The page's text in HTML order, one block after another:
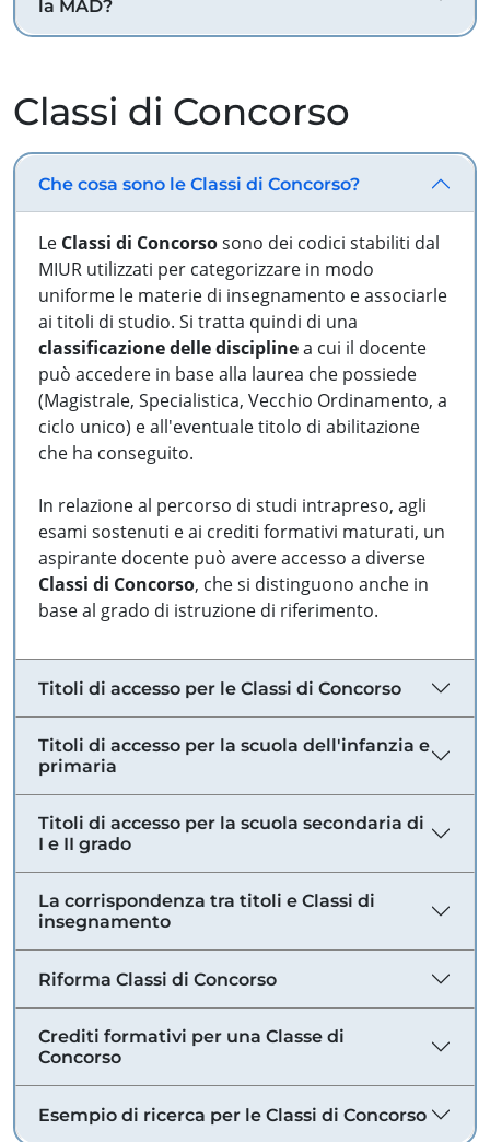
la MAD?
Classi di Concorso
Che cosa sono le Classi di Concorso?
Le Classi di Concorsosono dei codici stabiliti dal
MIUR utilizzati per categorizzare in modo
uniforme le materie di insegnamento e associarle
ai titoli di studio. Si tratta quindi di una
classificazione delle disciplinea cui il docente
può accedere in base alla laurea che possiede
(Magistrale, Specialistica, Vecchio Ordinamento, a
ciclo unico) e all'eventuale titolo di abilitazione
che ha conseguito.
In relazione al percorso di studi intrapreso, agli
esami sostenuti e ai crediti formativi maturati, un
aspirante docente può avere accesso a diverse
Classi di Concorso, che si distinguono anche in
base al grado di istruzione di riferimento.
Titoli di accesso per le Classi di Concorso
Titoli di accesso per la scuola dell'infanzia e
primaria
Titoli di accesso per la scuola secondaria di
I e II grado
La corrispondenza tra titoli e Classi di
insegnamento
Riforma Classi di Concorso
Crediti formativi per una Classe di
Concorso
Esempio di ricerca per le Classi di Concorso